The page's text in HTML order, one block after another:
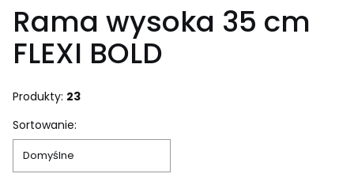
Rama wysoka 35 cm
FLEXI BOLD
Produkty: 23
Lista produktów
Sortowanie:
Domyślne